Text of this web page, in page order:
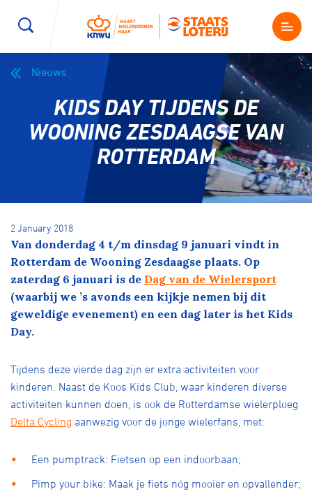
Kenniscentrum
Shop
Producten en diensten
Contact
Over ons
Nieuws
KIDS DAY TIJDENS DE
WOONING ZESDAAGSE VAN
ROTTERDAM
2 January 2018
Van donderdag 4 t/m dinsdag 9 januari vindt in
Rotterdam de Wooning Zesdaagse plaats. Op
zaterdag 6 januari is de Dag van de Wielersport
(waarbij we ’s avonds een kijkje nemen bij dit
geweldige evenement) en een dag later is het Kids
Day.
Tijdens deze vierde dag zijn er extra activiteiten voor
kinderen. Naast de Koos Kids Club, waar kinderen diverse
activiteiten kunnen doen, is ook de Rotterdamse wielerploeg
Delta Cycling aanwezig voor de jonge wielerfans, met:
Een pumptrack: Fietsen op een indoorbaan;
Pimp your bike: Maak je fiets nóg mooier en opvallender;
Wegwielrennen Mountainbiken
E-Racing
Kunstwielrijden ID-Cycling
BMX freestyle
Veldrijden Biketrial